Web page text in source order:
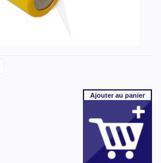
Ajouterau panier